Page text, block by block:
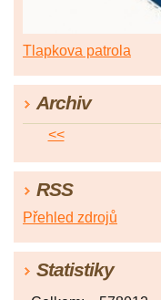
Tlapkova patrola
Archiv
<<
RSS
Přehled zdrojů
Statistiky